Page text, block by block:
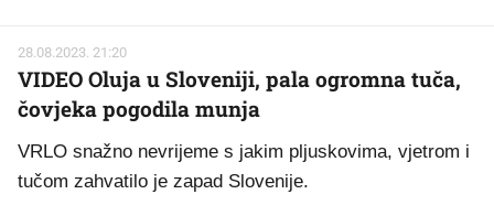
28.08.2023. 21:20
VIDEO Oluja u Sloveniji, pala ogromna tuča,
čovjeka pogodila munja
VRLO snažno nevrijeme s jakim pljuskovima, vjetrom i
tučom zahvatilo je zapad Slovenije.